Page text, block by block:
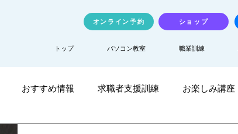
オンライン予約 ショップ
トップ パソコン教室 職業訓練
おすすめ情報 求職者支援訓練 お楽しみ講座